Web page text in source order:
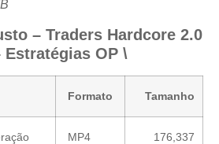
– Traders Hardcore 2.0
Estratégias OP \
Formato Tamanho
MP4
176,337